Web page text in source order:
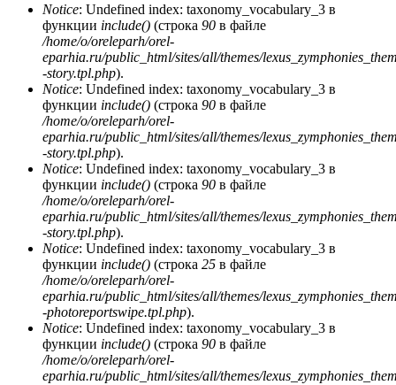
Сообщение об ошибке
Notice: Undefined index: taxonomy_vocabulary_3 в
функции include() (строка 90 в файле
/home/o/oreleparh/orel-
eparhia.ru/public_html/sites/all/themes/
-story.tpl.php).
Notice: Undefined index: taxonomy_vocabulary_3 в
функции include() (строка 90 в файле
/home/o/oreleparh/orel-
eparhia.ru/public_html/sites/all/themes/
-story.tpl.php).
Notice: Undefined index: taxonomy_vocabulary_3 в
функции include() (строка 90 в файле
/home/o/oreleparh/orel-
eparhia.ru/public_html/sites/all/themes/
-story.tpl.php).
Notice: Undefined index: taxonomy_vocabulary_3 в
функции include() (строка 25 в файле
/home/o/oreleparh/orel-
eparhia.ru/public_html/sites/all/themes/
-photoreportswipe.tpl.php).
Notice: Undefined index: taxonomy_vocabulary_3 в
функции include() (строка 90 в файле
/home/o/oreleparh/orel-
eparhia.ru/public_html/sites/all/themes/